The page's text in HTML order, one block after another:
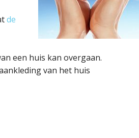
de
een huis kan overgaan.
van het huis